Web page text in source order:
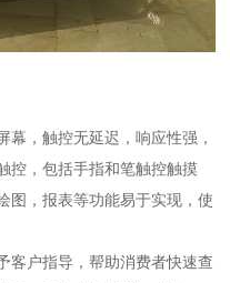
幕，触控无延迟，响应性强，
控，包括手指和笔触控触摸
图，报表等功能易于实现，使
客户指导，帮助消费者快速查